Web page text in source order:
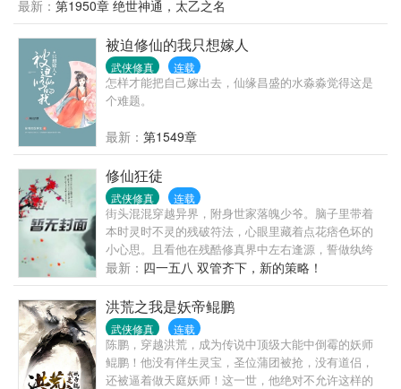
界，十品武学功法，玄武真功”“叮，恭喜宿主，垂钓获
得斗罗世界，外附魂骨”“叮，恭喜宿主，垂钓获得武动
乾琨世界，吞噬祖符”……只要垂钓给力，所谓的高手
都是渣渣
最新： 第1950章 绝世神通，太乙之名
被迫修仙的我只想嫁人
武侠修真 连载
怎样才能把自己嫁出去，仙缘昌盛的水淼淼觉得这是
个难题。
最新： 第1549章
修仙狂徒
武侠修真 连载
街头混混穿越异界，附身世家落魄少爷。脑子里带着
本时灵时不灵的残破符法，心眼里藏着点花痞色坏的
小心思。且看他在残酷修真界中左右逢源，誓做纨绔
的修仙生活。 呃……穿墙符，这是用来偷香邻家小妹
的。
最新： 四一五八 双管齐下，新的策略！
洪荒之我是妖帝鲲鹏
武侠修真 连载
陈鹏，穿越洪荒，成为传说中顶级大能中倒霉的妖师
鲲鹏！他没有伴生灵宝，圣位蒲团被抢，没有道侣，
还被逼着做天庭妖师！这一世，他绝对不允许这样的